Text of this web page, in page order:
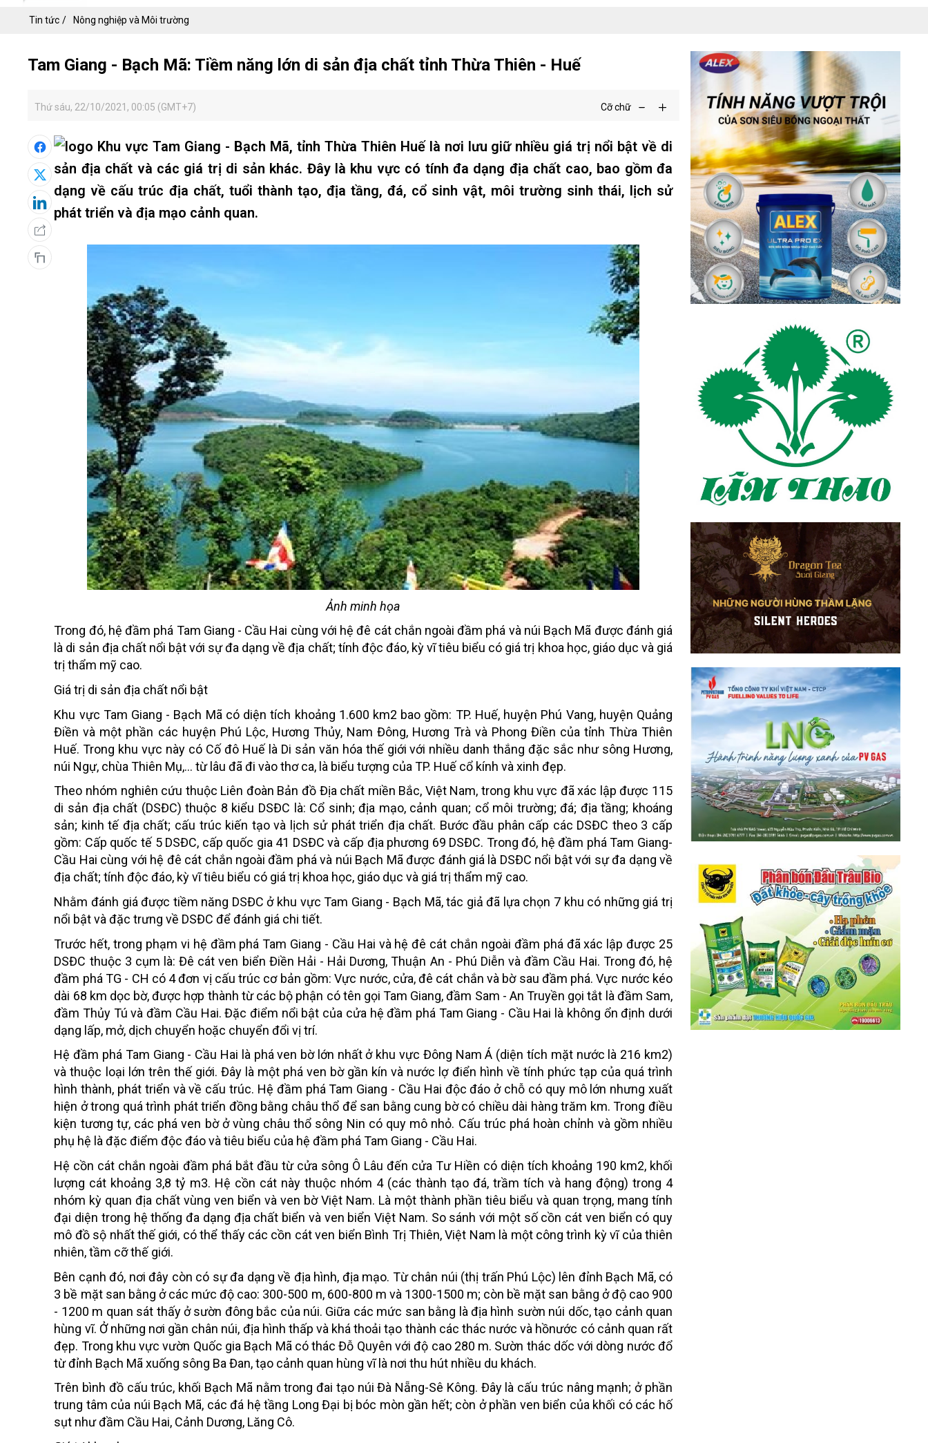
Tin tức Nông nghiệp và Môi trường
Tam Giang - Bạch Mã: Tiềm năng lớn di sản địa chất tỉnh Thừa Thiên - Huế
Thứ sáu, 22/10/2021, 00:05 (GMT+7) Cỡ chữ
Khu vực Tam Giang - Bạch Mã, tỉnh Thừa Thiên Huế là nơi lưu giữ nhiều giá trị nổi bật về di
sản địa chất và các giá trị di sản khác. Đây là khu vực có tính đa dạng địa chất cao, bao gồm đa
dạng về cấu trúc địa chất, tuổi thành tạo, địa tầng, đá, cổ sinh vật, môi trường sinh thái, lịch sử
phát triển và địa mạo cảnh quan.
Ảnh minh họa
Trong đó, hệ đầm phá Tam Giang - Cầu Hai cùng với hệ đê cát chắn ngoài đầm phá và núi Bạch Mã được đánh giá
là di sản địa chất nổi bật với sự đa dạng về địa chất; tính độc đáo, kỳ vĩ tiêu biểu có giá trị khoa học, giáo dục và giá
trị thẩm mỹ cao.
Giá trị di sản địa chất nổi bật
Khu vực Tam Giang - Bạch Mã có diện tích khoảng 1.600 km2 bao gồm: TP. Huế, huyện Phú Vang, huyện Quảng
Điền và một phần các huyện Phú Lộc, Hương Thủy, Nam Đông, Hương Trà và Phong Điền của tỉnh Thừa Thiên
Huế. Trong khu vực này có Cố đô Huế là Di sản văn hóa thế giới với nhiều danh thắng đặc sắc như sông Hương,
núi Ngự, chùa Thiên Mụ,... từ lâu đã đi vào thơ ca, là biểu tượng của TP. Huế cổ kính và xinh đẹp.
Theo nhóm nghiên cứu thuộc Liên đoàn Bản đồ Địa chất miền Bắc, Việt Nam, trong khu vực đã xác lập được 115
di sản địa chất (DSĐC) thuộc 8 kiểu DSĐC là: Cổ sinh; địa mạo, cảnh quan; cổ môi trường; đá; địa tầng; khoáng
sản; kinh tế địa chất; cấu trúc kiến tạo và lịch sử phát triển địa chất. Bước đầu phân cấp các DSĐC theo 3 cấp
gồm: Cấp quốc tế 5 DSĐC, cấp quốc gia 41 DSĐC và cấp địa phương 69 DSĐC. Trong đó, hệ đầm phá Tam Giang-
Cầu Hai cùng với hệ đê cát chắn ngoài đầm phá và núi Bạch Mã được đánh giá là DSĐC nổi bật với sự đa dạng về
địa chất; tính độc đáo, kỳ vĩ tiêu biểu có giá trị khoa học, giáo dục và giá trị thẩm mỹ cao.
Nhằm đánh giá được tiềm năng DSĐC ở khu vực Tam Giang - Bạch Mã, tác giả đã lựa chọn 7 khu có những giá trị
nổi bật và đặc trưng về DSĐC để đánh giá chi tiết.
Trước hết, trong phạm vi hệ đầm phá Tam Giang - Cầu Hai và hệ đê cát chắn ngoài đầm phá đã xác lập được 25
DSĐC thuộc 3 cụm là: Đê cát ven biển Điền Hải - Hải Dương, Thuận An - Phú Diễn và đầm Cầu Hai. Trong đó, hệ
đầm phá TG - CH có 4 đơn vị cấu trúc cơ bản gồm: Vực nước, cửa, đê cát chắn và bờ sau đầm phá. Vực nước kéo
dài 68 km dọc bờ, được hợp thành từ các bộ phận có tên gọi Tam Giang, đầm Sam - An Truyền gọi tắt là đầm Sam,
đầm Thủy Tú và đầm Cầu Hai. Đặc điểm nổi bật của cửa hệ đầm phá Tam Giang - Cầu Hai là không ổn định dưới
dạng lấp, mở, dịch chuyển hoặc chuyển đổi vị trí.
Hệ đầm phá Tam Giang - Cầu Hai là phá ven bờ lớn nhất ở khu vực Đông Nam Á (diện tích mặt nước là 216 km2)
và thuộc loại lớn trên thế giới. Đây là một phá ven bờ gần kín và nước lợ điển hình về tính phức tạp của quá trình
hình thành, phát triển và về cấu trúc. Hệ đầm phá Tam Giang - Cầu Hai độc đáo ở chỗ có quy mô lớn nhưng xuất
hiện ở trong quá trình phát triển đồng bằng châu thổ để san bằng cung bờ có chiều dài hàng trăm km. Trong điều
kiện tương tự, các phá ven bờ ở vùng châu thổ sông Nin có quy mô nhỏ. Cấu trúc phá hoàn chỉnh và gồm nhiều
phụ hệ là đặc điểm độc đáo và tiêu biểu của hệ đầm phá Tam Giang - Cầu Hai.
Hệ cồn cát chắn ngoài đầm phá bắt đầu từ cửa sông Ô Lâu đến cửa Tư Hiền có diện tích khoảng 190 km2, khối
lượng cát khoảng 3,8 tỷ m3. Hệ cồn cát này thuộc nhóm 4 (các thành tạo đá, trầm tích và hang động) trong 4
nhóm kỳ quan địa chất vùng ven biển và ven bờ Việt Nam. Là một thành phần tiêu biểu và quan trọng, mang tính
đại diện trong hệ thống đa dạng địa chất biển và ven biển Việt Nam. So sánh với một số cồn cát ven biển có quy
mô đồ sộ nhất thế giới, có thể thấy các cồn cát ven biển Bình Trị Thiên, Việt Nam là một công trình kỳ vĩ của thiên
nhiên, tầm cỡ thế giới.
Bên cạnh đó, nơi đây còn có sự đa dạng về địa hình, địa mạo. Từ chân núi (thị trấn Phú Lộc) lên đỉnh Bạch Mã, có
3 bề mặt san bằng ở các mức độ cao: 300-500 m, 600-800 m và 1300-1500 m; còn bề mặt san bằng ở độ cao 900
- 1200 m quan sát thấy ở sườn đông bắc của núi. Giữa các mức san bằng là địa hình sườn núi dốc, tạo cảnh quan
hùng vĩ. Ở những nơi gần chân núi, địa hình thấp và khá thoải tạo thành các thác nước và hồnước có cảnh quan rất
đẹp. Trong khu vực vườn Quốc gia Bạch Mã có thác Đỗ Quyên với độ cao 280 m. Sườn thác dốc với dòng nước đổ
từ đỉnh Bạch Mã xuống sông Ba Đan, tạo cảnh quan hùng vĩ là nơi thu hút nhiều du khách.
Trên bình đồ cấu trúc, khối Bạch Mã nằm trong đai tạo núi Đà Nẵng-Sê Kông. Đây là cấu trúc nâng mạnh; ở phần
trung tâm của núi Bạch Mã, các đá hệ tầng Long Đại bị bóc mòn gần hết; còn ở phần ven biển của khối có các hố
sụt như đầm Cầu Hai, Cảnh Dương, Lăng Cô.